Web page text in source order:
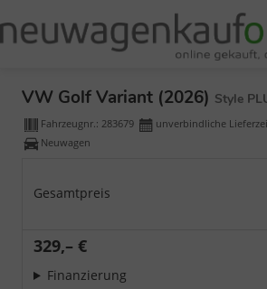
VW Golf Variant (2026) Style
Fahrzeugnr.: 283679
unverbindliche
Neuwagen
Gesamtpreis
329,– €
Finanzierung